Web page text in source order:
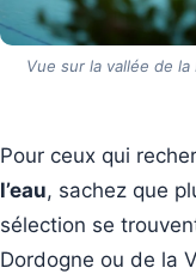
Vue sur la vallée de
Pour ceux qui
l’eau, sachez que
sélection se
Dordogne ou de la